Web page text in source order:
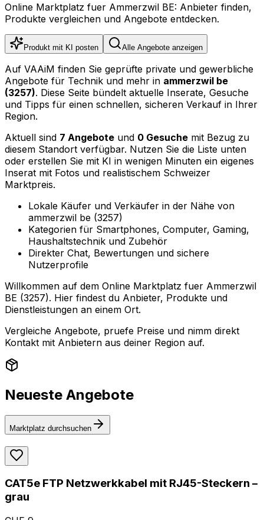
Online Marktplatz fuer Ammerzwil BE: Anbieter finden,
Produkte vergleichen und Angebote entdecken.
Produkt mit KI posten Alle Angebote anzeigen
Auf VAAiM finden Sie geprüfte private und gewerbliche
Angebote für Technik und mehr in ammerzwil be
(3257). Diese Seite bündelt aktuelle Inserate, Gesuche
und Tipps für einen schnellen, sicheren Verkauf in Ihrer
Region.
Aktuell sind 7 Angebote und 0 Gesuche mit Bezug zu
diesem Standort verfügbar. Nutzen Sie die Liste unten
oder erstellen Sie mit KI in wenigen Minuten ein eigenes
Inserat mit Fotos und realistischem Schweizer
Marktpreis.
Lokale Käufer und Verkäufer in der Nähe von
ammerzwil be (3257)
Kategorien für Smartphones, Computer, Gaming,
Haushaltstechnik und Zubehör
Direkter Chat, Bewertungen und sichere
Nutzerprofile
Willkommen auf dem Online Marktplatz fuer Ammerzwil
BE (3257). Hier findest du Anbieter, Produkte und
Dienstleistungen an einem Ort.
Vergleiche Angebote, pruefe Preise und nimm direkt
Kontakt mit Anbietern aus deiner Region auf.
Neueste Angebote
Marktplatz durchsuchen
CAT5e FTP Netzwerkkabel mit RJ45-Steckern –
grau